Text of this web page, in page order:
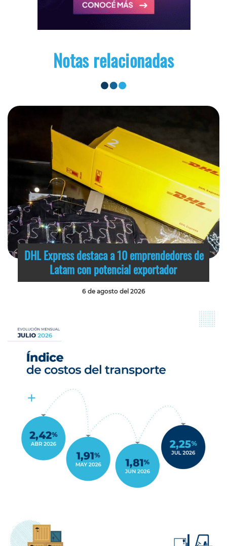
Notas relacionadas
DHL Express destaca a 10 emprendedores de
Latam con potencial exportador
6 de agosto del 2026